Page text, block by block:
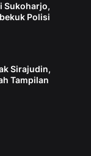
Sukoharjo,
Polisi
Sirajudin,
Tampilan